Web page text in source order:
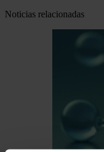
Noticias relacionadas